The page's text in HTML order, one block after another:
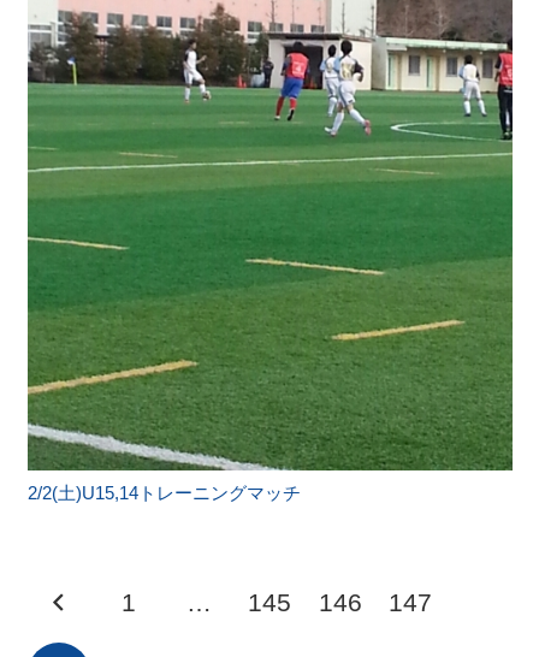
2/2(土)U15,14トレーニングマッチ
1 … 145 146 147